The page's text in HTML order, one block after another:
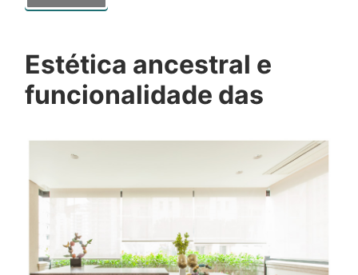
Estética ancestral e
funcionalidade das